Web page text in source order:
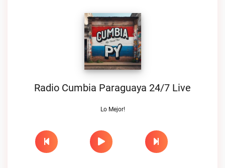
Radio Cumbia Paraguaya 24/7 Live
Lo Mejor!